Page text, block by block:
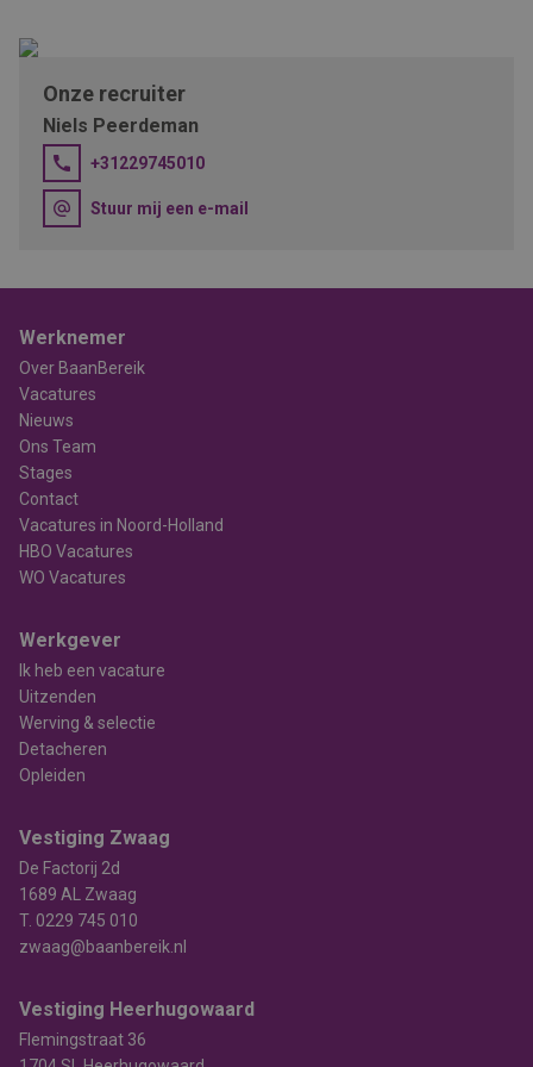
Onze recruiter
Niels Peerdeman
+31229745010
Stuur mij een e-mail
Werknemer
Over BaanBereik
Vacatures
Nieuws
Ons Team
Stages
Contact
Vacatures in Noord-Holland
HBO Vacatures
WO Vacatures
Werkgever
Ik heb een vacature
Uitzenden
Werving & selectie
Detacheren
Opleiden
Vestiging Zwaag
De Factorij 2d
1689 AL Zwaag
T. 0229 745 010
zwaag@baanbereik.nl
Vestiging Heerhugowaard
Flemingstraat 36